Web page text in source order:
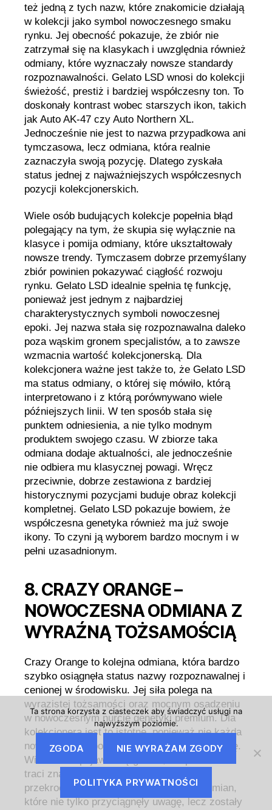
też jedną z tych nazw, które znakomicie działają
w kolekcji jako symbol nowoczesnego smaku
rynku. Jej obecność pokazuje, że zbiór nie
zatrzymał się na klasykach i uwzględnia również
odmiany, które wyznaczały nowsze standardy
rozpoznawalności. Gelato LSD wnosi do kolekcji
świeżość, prestiż i bardziej współczesny ton. To
doskonały kontrast wobec starszych ikon, takich
jak Auto AK-47 czy Auto Northern XL.
Jednocześnie nie jest to nazwa przypadkowa ani
tymczasowa, lecz odmiana, która realnie
zaznaczyła swoją pozycję. Dlatego zyskała
status jednej z najważniejszych współczesnych
pozycji kolekcjonerskich.
Wiele osób budujących kolekcje popełnia błąd
polegający na tym, że skupia się wyłącznie na
klasyce i pomija odmiany, które ukształtowały
nowsze trendy. Tymczasem dobrze przemyślany
zbiór powinien pokazywać ciągłość rozwoju
rynku. Gelato LSD idealnie spełnia tę funkcję,
ponieważ jest jednym z najbardziej
charakterystycznych symboli nowoczesnej
epoki. Jej nazwa stała się rozpoznawalna daleko
poza wąskim gronem specjalistów, a to zawsze
wzmacnia wartość kolekcjonerską. Dla
kolekcjonera ważne jest także to, że Gelato LSD
ma status odmiany, o której się mówiło, którą
interpretowano i z którą porównywano wiele
późniejszych linii. W ten sposób stała się
punktem odniesienia, a nie tylko modnym
produktem swojego czasu. W zbiorze taka
odmiana dodaje aktualności, ale jednocześnie
nie odbiera mu klasycznej powagi. Wręcz
przeciwnie, dobrze zestawiona z bardziej
historycznymi pozycjami buduje obraz kolekcji
kompletnej. Gelato LSD pokazuje bowiem, że
współczesna genetyka również ma już swoje
ikony. To czyni ją wyborem bardzo mocnym i w
pełni uzasadnionym.
8. CRAZY ORANGE –
NOWOCZESNA ODMIANA Z
WYRAŹNĄ TOŻSAMOŚCIĄ
Crazy Orange to kolejna odmiana, która bardzo
szybko osiągnęła status nazwy rozpoznawalnej i
cenionej w środowisku. Jej siła polega na
wyrazistej tożsamości oraz mocnym osadzeniu
w nowoczesnym nurcie genetyki premium. Dla
kolekcjonera jest to istotne, ponieważ nie każda
nowa odmiana potrafi zbudować trwałą pozycję.
Wiele nazw pojawia się głośno, ale po czasie
traci znaczenie. Crazy Orange zdołała
przekroczyć ten próg i wejść do grona odmian,
które nie tylko przyciągnęły uwagę, lecz zostały
Ta strona korzysta z ciasteczek aby świadczyć usługi na
najwyższym poziomie.
ZGODA NIE WYRAŻAM ZGODY
POLITYKA PRYWATNOŚCI